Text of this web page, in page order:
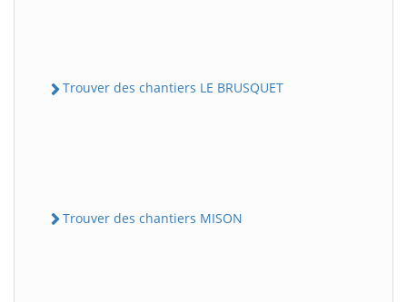
Trouver des chantiers LE BRUSQUET
Trouver des chantiers MISON